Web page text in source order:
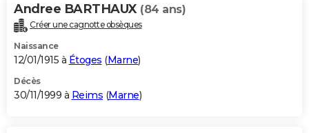
Andree BARTHAUX (84 ans)
Créer une cagnotte obsèques
Naissance
12/01/1915 à Étoges (Marne)
Décès
30/11/1999 à Reims (Marne)